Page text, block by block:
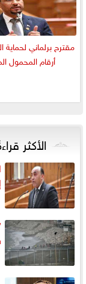
مقترح برلماني
أرقام المحمول
الأكثر